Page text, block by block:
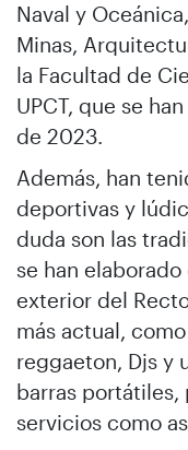
Naval y
Minas,
la Facultad de
UPCT, que se
de 2023.
Además, han
deportivas y
duda son las
se han
exterior del
más actual,
reggaeton, Djs y
barras portátiles,
servicios como